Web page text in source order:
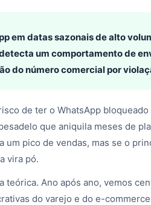
em datas sazonais de alto
um comportamento de
do número comercial por
de ter o WhatsApp
que aniquila meses de
um pico de vendas, mas se o
vira pó.
teórica. Ano após ano, vemos
do varejo e do e-